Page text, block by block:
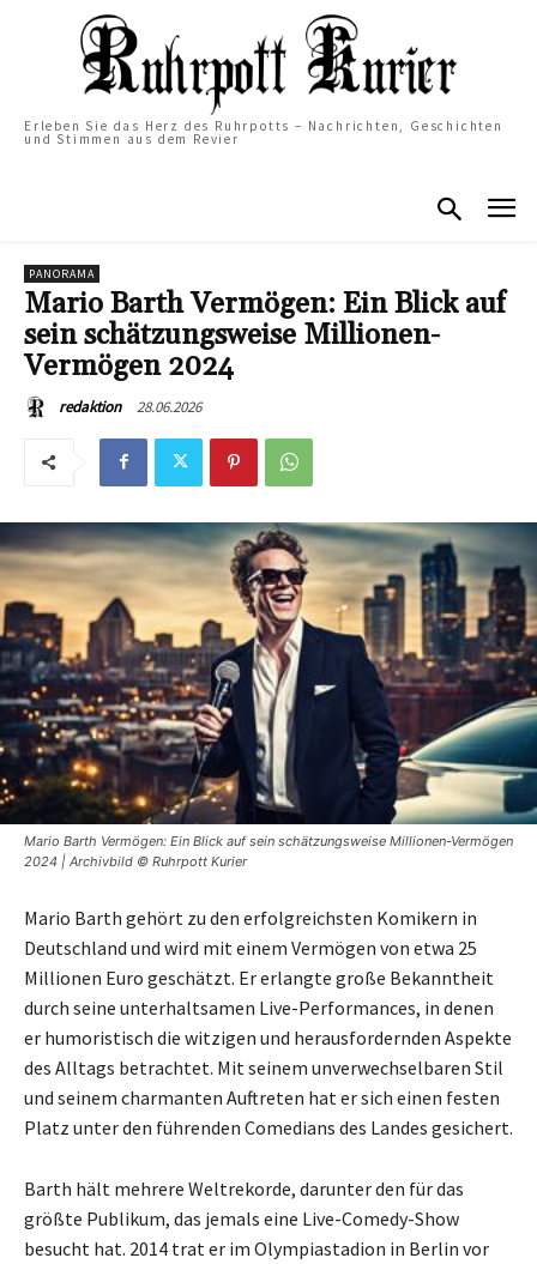
Erleben Sie das Herz des Ruhrpotts – Nachrichten, Geschichten
und Stimmen aus dem Revier
PANORAMA
Mario Barth Vermögen: Ein Blick auf
sein schätzungsweise Millionen-
Vermögen 2024
redaktion 28.06.2026
Mario Barth Vermögen: Ein Blick auf sein schätzungsweise Millionen-Vermögen
2024 | Archivbild © Ruhrpott Kurier
Mario Barth gehört zu den erfolgreichsten Komikern in
Deutschland und wird mit einem Vermögen von etwa 25
Millionen Euro geschätzt. Er erlangte große Bekanntheit
durch seine unterhaltsamen Live-Performances, in denen
er humoristisch die witzigen und herausfordernden Aspekte
des Alltags betrachtet. Mit seinem unverwechselbaren Stil
und seinem charmanten Auftreten hat er sich einen festen
Platz unter den führenden Comedians des Landes gesichert.
Barth hält mehrere Weltrekorde, darunter den für das
größte Publikum, das jemals eine Live-Comedy-Show
besucht hat. 2014 trat er im Olympiastadion in Berlin vor